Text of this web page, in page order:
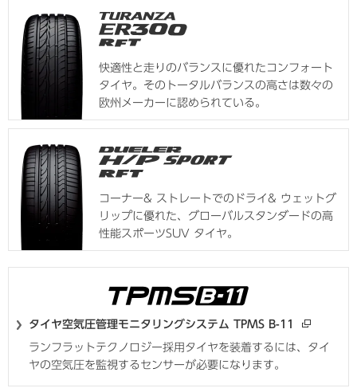
快適性と走りのバランスに優れたコンフォート
タイヤ。そのトータルバランスの高さは数々の
欧州メーカーに認められている。
コーナー& ストレートでのドライ& ウェットグ
リップに優れた、グローバルスタンダードの高
性能スポーツSUV タイヤ。
タイヤ空気圧管理モニタリングシステム TPMS B-11
ランフラットテクノロジー採用タイヤを装着するには、タイ
ヤの空気圧を監視するセンサーが必要になります。